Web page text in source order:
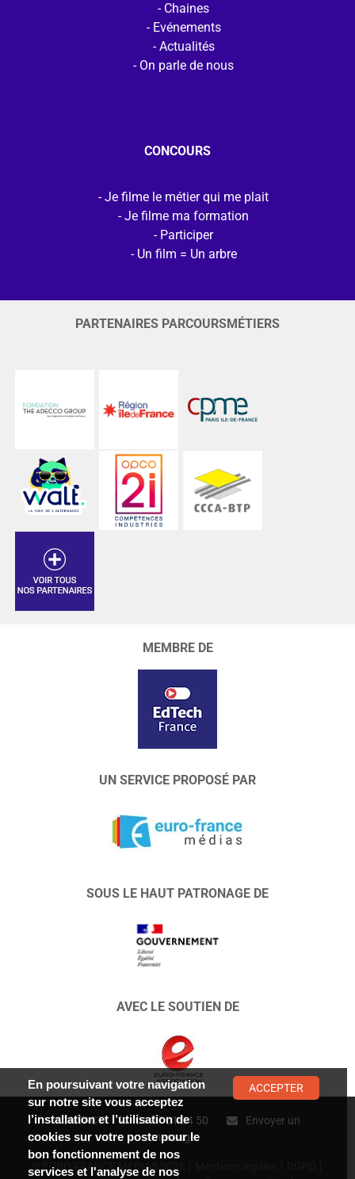
Chaines
Evénements
Actualités
On parle de nous
CONCOURS
Je filme le métier qui me plait
Je filme ma formation
Participer
Un film = Un arbre
PARTENAIRES PARCOURSMÉTIERS
MEMBRE DE
UN SERVICE PROPOSÉ PAR
SOUS LE HAUT PATRONAGE DE
AVEC LE SOUTIEN DE
CONTACT : 01 47 01 34 50
Envoyer un
message
© EURO FRANCE MÉDIAS 2026
En poursuivant votre navigation
sur notre site vous acceptez
l’installation et l’utilisation de
cookies sur votre poste pour le
bon fonctionnement de nos
services et l'analyse de nos
ACCEPTER